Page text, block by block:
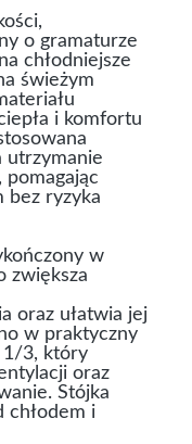
o gramaturze
chłodniejsze
świeżym
i komfortu
utrzymanie
bez ryzyka
w
zwiększa
oraz ułatwia jej
w praktyczny
1/3, który
oraz
Stójka
chłodem i